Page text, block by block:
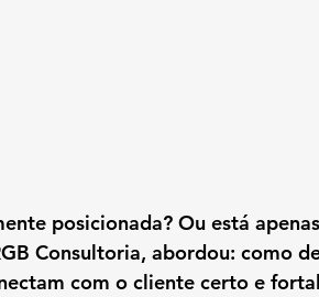
posicionada? Ou está
Consultoria, abordou: como
com o cliente certo e